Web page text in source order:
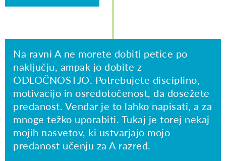
Na ravni A ne morete dobiti petice po
naključju, ampak jo dobite z
ODLOČNOSTJO. Potrebujete disciplino,
motivacijo in osredotočenost, da dosežete
predanost. Vendar je to lahko napisati, a za
mnoge težko uporabiti. Tukaj je torej nekaj
mojih nasvetov, ki ustvarjajo mojo
predanost učenju za A razred.